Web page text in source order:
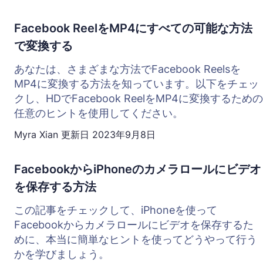
Facebook ReelをMP4にすべての可能な方法
で変換する
あなたは、さまざまな方法でFacebook Reelsを
MP4に変換する方法を知っています。以下をチェッ
クし、HDでFacebook ReelをMP4に変換するための
任意のヒントを使用してください。
Myra Xian 更新日 2023年9月8日
FacebookからiPhoneのカメラロールにビデオ
を保存する方法
この記事をチェックして、iPhoneを使って
Facebookからカメラロールにビデオを保存するた
めに、本当に簡単なヒントを使ってどうやって行う
かを学びましょう。